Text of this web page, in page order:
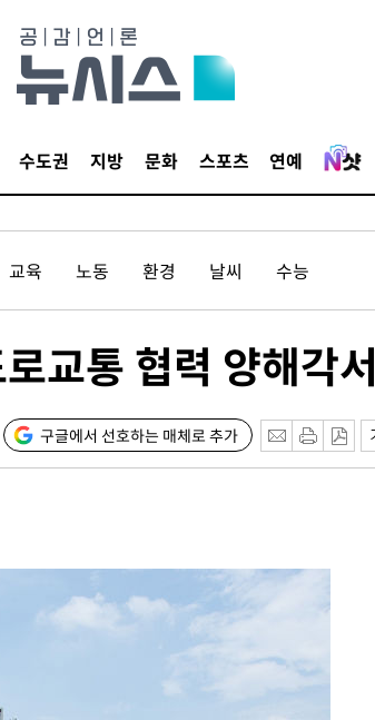
수도권 지방 문화 스포츠 연예
교육 노동 환경 날씨 수능
교통 협력 양해각서
구글에서 선호하는 매체로 추가